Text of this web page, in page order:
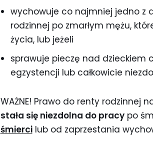
wychowuje co najmniej jedno z
rodzinnej po zmarłym mężu,
życia, lub jeżeli
sprawuje pieczę nad dzieckiem
egzystencji lub całkowicie
WAŻNE! Prawo do renty rodzinnej
stała się niezdolna do pracypo
śmiercilub od zaprzestania